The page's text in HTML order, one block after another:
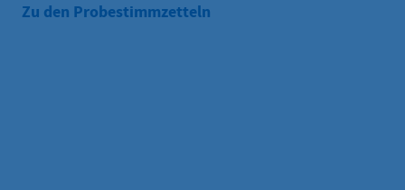
Zu den Probestimmzetteln